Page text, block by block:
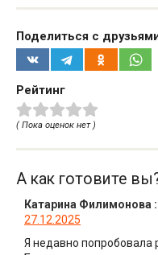
Поделиться с
Рейтинг
( Пока оценок нет )
А как готовите
Катарина Филимонова :
27.12.2025
Я недавно попробовала